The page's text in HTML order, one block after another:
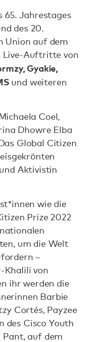
65. Jahrestages
des 20.
Union auf dem
Live-Auftritte von
Gyakie,
und weiteren
Coel,
Dhowre Elba
Global Citizen
Aktivistin
wie die
Prize 2022
um die Welt
–
Khalili von
ihr werden die
Barbie
Cortés, Payzee
des Cisco Youth
Pant, auf dem